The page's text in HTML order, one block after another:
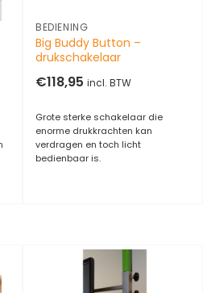
BEDIENING
Big Buddy Button –
drukschakelaar
€118,95 incl. BTW
Grote sterke schakelaar die
enorme drukkrachten kan
verdragen en toch licht
bedienbaar is.